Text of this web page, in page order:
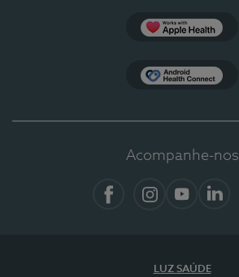
Acompanhe-nos
LUZ SAÚDE